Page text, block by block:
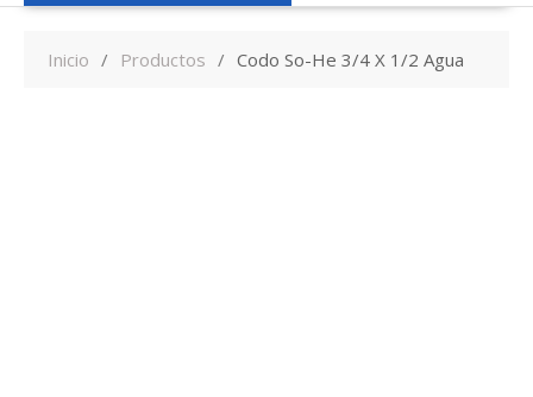
Inicio Productos Codo So-He 3/4 X 1/2 Agua